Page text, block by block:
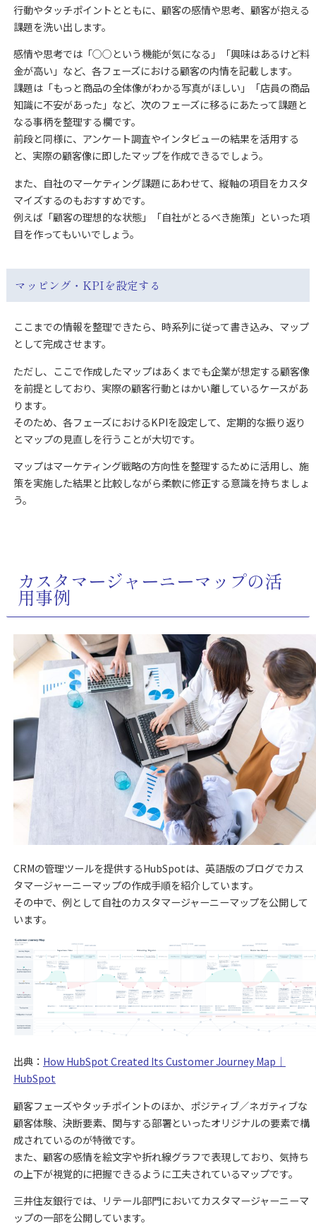
行動やタッチポイントとともに、顧客の感情や思考、顧客が抱える
課題を洗い出します。
感情や思考では「○○という機能が気になる」「興味はあるけど料
金が高い」など、各フェーズにおける顧客の内情を記載します。
課題は「もっと商品の全体像がわかる写真がほしい」「店員の商品
知識に不安があった」など、次のフェーズに移るにあたって課題と
なる事柄を整理する欄です。
前段と同様に、アンケート調査やインタビューの結果を活用する
と、実際の顧客像に即したマップを作成できるでしょう。
また、自社のマーケティング課題にあわせて、縦軸の項目をカスタ
マイズするのもおすすめです。
例えば「顧客の理想的な状態」「自社がとるべき施策」といった項
目を作ってもいいでしょう。
マッピング・KPIを設定する
ここまでの情報を整理できたら、時系列に従って書き込み、マップ
として完成させます。
ただし、ここで作成したマップはあくまでも企業が想定する顧客像
を前提としており、実際の顧客行動とはかい離しているケースがあ
ります。
そのため、各フェーズにおけるKPIを設定して、定期的な振り返り
とマップの見直しを行うことが大切です。
マップはマーケティング戦略の方向性を整理するために活用し、施
策を実施した結果と比較しながら柔軟に修正する意識を持ちましょ
う。
カスタマージャーニーマップの活
用事例
CRMの管理ツールを提供するHubSpotは、英語版のブログでカス
タマージャーニーマップの作成手順を紹介しています。
その中で、例として自社のカスタマージャーニーマップを公開して
います。
出典： How HubSpot Created Its Customer Journey Map｜
HubSpot
顧客フェーズやタッチポイントのほか、ポジティブ／ネガティブな
顧客体験、決断要素、関与する部署といったオリジナルの要素で構
成されているのが特徴です。
また、顧客の感情を絵文字や折れ線グラフで表現しており、気持ち
の上下が視覚的に把握できるように工夫されているマップです。
三井住友銀行では、リテール部門においてカスタマージャーニーマ
ップの一部を公開しています。